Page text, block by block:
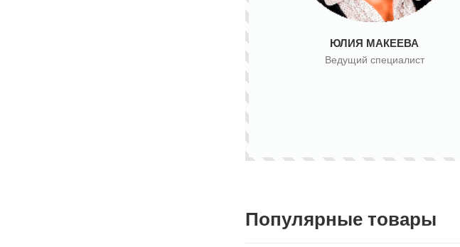
ЮЛИЯ МАКЕЕВА
Ведущий специалист
Популярные товары